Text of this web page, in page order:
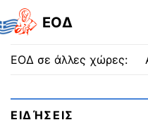
EOΔ
ΕΟΔ σε άλλες χώρες:
ΕΙΔΉΣΕΙΣ